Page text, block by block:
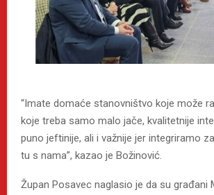
“Imate domaće stanovništvo koje može
koje treba samo malo jače, kvalitetnije
puno jeftinije, ali i važnije jer integriramo
tu s nama”, kazao je Božinović.
Župan Posavec naglasio je da su građani